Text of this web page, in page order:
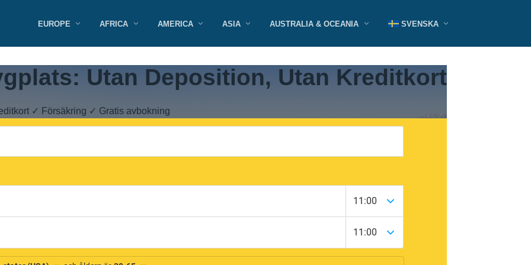
EUROPE AFRICA AMERICA ASIA AUSTRALIA & OCEANIA SVENSKA
Utan Deposition, Utan Kreditkort
✓ Försäkring ✓ Gratis avbokning